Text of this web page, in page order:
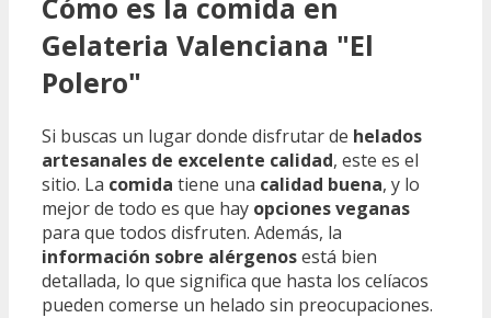
Cómo es la comida en
Gelateria Valenciana "El
Polero"
Si buscas un lugar donde disfrutar de helados
artesanales de excelente calidad, este es el
sitio. La comida tiene una calidad buena, y lo
mejor de todo es que hay opciones veganas
para que todos disfruten. Además, la
información sobre alérgenosestá bien
detallada, lo que significa que hasta los celíacos
pueden comerse un helado sin preocupaciones.